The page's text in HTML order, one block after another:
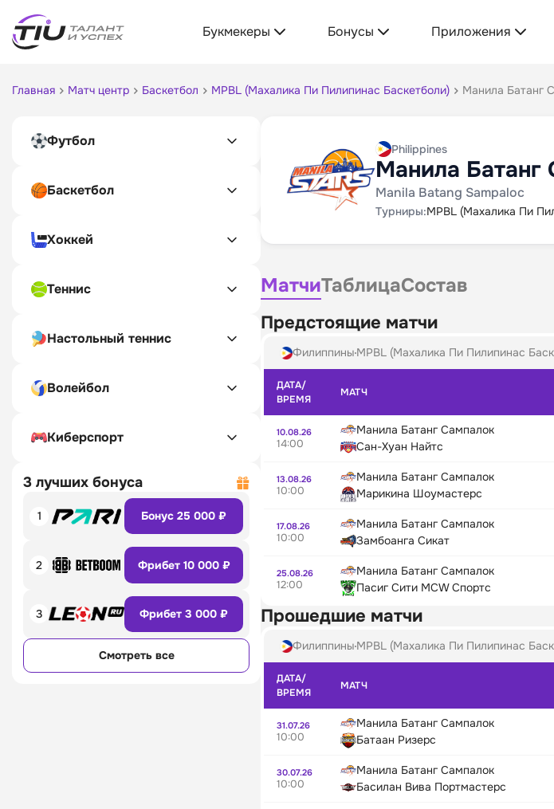
Букмекеры Бонусы Приложения
Главная Матч центр Баскетбол MPBL (Махалика Пи Пилипинас Баскетболи) Манила Батанг
Футбол
Баскетбол
Хоккей
Теннис
Настольный теннис
Волейбол
Киберспорт
3 лучших бонуса
1 Бонус 25 000 ₽
2 Фрибет 10 000 ₽
3 Фрибет 3 000 ₽
Смотреть все
Philippines
Манила Батанг
Manila Batang Sampaloc
Турниры:MPBL (Махалика Пи
МатчиТаблицаСостав
Предстоящие матчи
Филиппины MPBL (Махалика Пи Пилипинас
ДАТА/
ВРЕМЯ
МАТЧ
10.08.26
14:00
Манила Батанг Сампалок
Сан-Хуан Найтс
13.08.26
10:00
Манила Батанг Сампалок
Марикина Шоумастерс
17.08.26
10:00
Манила Батанг Сампалок
Замбоанга Сикат
25.08.26
12:00
Манила Батанг Сампалок
Пасиг Сити MCW Спортс
Прошедшие матчи
Филиппины MPBL (Махалика Пи Пилипинас
ДАТА/
ВРЕМЯ
МАТЧ
31.07.26
10:00
Манила Батанг Сампалок
Батаан Ризерс
30.07.26
10:00
Манила Батанг Сампалок
Басилан Вива Портмастерс